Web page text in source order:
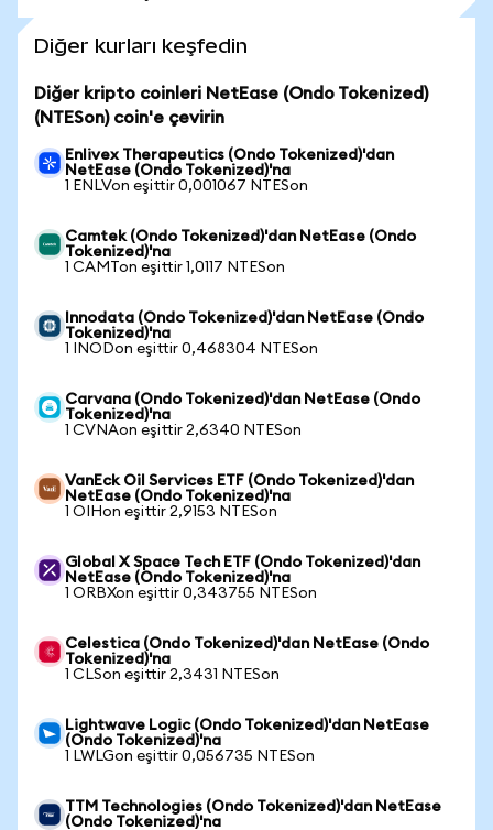
Diğer kurları keşfedin
Diğer kripto coinleri NetEase (Ondo Tokenized)
(NTESon) coin'e çevirin
Enlivex Therapeutics (Ondo Tokenized)'dan
NetEase (Ondo Tokenized)'na
1 ENLVon eşittir 0,001067 NTESon
Camtek (Ondo Tokenized)'dan NetEase (Ondo
Tokenized)'na
1 CAMTon eşittir 1,0117 NTESon
Innodata (Ondo Tokenized)'dan NetEase (Ondo
Tokenized)'na
1 INODon eşittir 0,468304 NTESon
Carvana (Ondo Tokenized)'dan NetEase (Ondo
Tokenized)'na
1 CVNAon eşittir 2,6340 NTESon
VanEck Oil Services ETF (Ondo Tokenized)'dan
NetEase (Ondo Tokenized)'na
1 OIHon eşittir 2,9153 NTESon
Global X Space Tech ETF (Ondo Tokenized)'dan
NetEase (Ondo Tokenized)'na
1 ORBXon eşittir 0,343755 NTESon
Celestica (Ondo Tokenized)'dan NetEase (Ondo
Tokenized)'na
1 CLSon eşittir 2,3431 NTESon
Lightwave Logic (Ondo Tokenized)'dan NetEase
(Ondo Tokenized)'na
1 LWLGon eşittir 0,056735 NTESon
TTM Technologies (Ondo Tokenized)'dan NetEase
(Ondo Tokenized)'na